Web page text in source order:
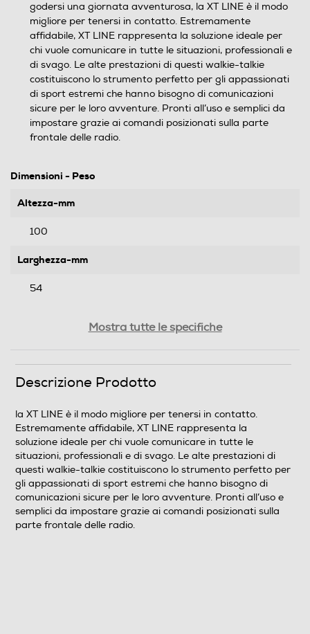
godersi una giornata avventurosa, la XT LINE è il modo
migliore per tenersi in contatto. Estremamente
affidabile, XT LINE rappresenta la soluzione ideale per
chi vuole comunicare in tutte le situazioni, professionali e
di svago. Le alte prestazioni di questi walkie-talkie
costituiscono lo strumento perfetto per gli appassionati
di sport estremi che hanno bisogno di comunicazioni
sicure per le loro avventure. Pronti all’uso e semplici da
impostare grazie ai comandi posizionati sulla parte
frontale delle radio.
Dimensioni - Peso
Altezza-mm
100
Larghezza-mm
54
Informazioni sulla sicurezza del prodotto
Clicca qui
Mostra tutte le specifiche
Descrizione Prodotto
la XT LINE è il modo migliore per tenersi in contatto.
Estremamente affidabile, XT LINE rappresenta la
soluzione ideale per chi vuole comunicare in tutte le
situazioni, professionali e di svago. Le alte prestazioni di
questi walkie-talkie costituiscono lo strumento perfetto per
gli appassionati di sport estremi che hanno bisogno di
comunicazioni sicure per le loro avventure. Pronti all’uso e
semplici da impostare grazie ai comandi posizionati sulla
parte frontale delle radio.